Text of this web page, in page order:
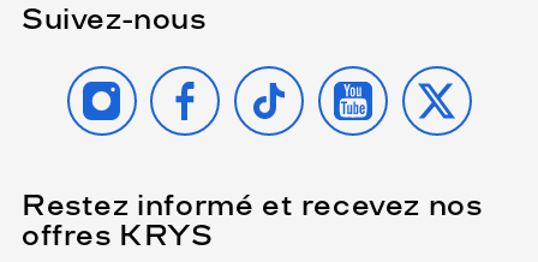
Suivez-nous
INSTAGRAMFACEBOOK
TIKTOK YOUTUBE
X
Restez informé et recevez nos
offres KRYS
Name
(Ce
champ
est
obligatoire)